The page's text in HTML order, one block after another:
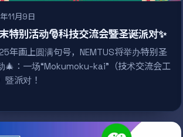
11月9日
特别活动🎅科技交流会暨圣诞派对✨
年画上圆满句号，NEMTUS将举办特别圣
🎄：一场“Mokumoku-kai”（技术交流会工
暨派对！